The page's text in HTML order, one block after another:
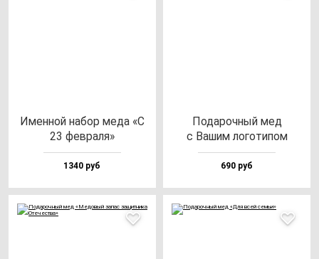
Имен­ной на­бор ме­да «С
23 фев­ра­ля»
1340 руб
Пода­роч­ный мед
с Вашим ло­го­ти­пом
690 руб